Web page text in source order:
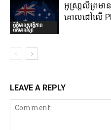
ព័ត៌មានសុវត្ថិភាព
ព័ត៌មានវិទ្យា
អូស្រា្តលីព្រម
គោលដៅលើ
LEAVE A REPLY